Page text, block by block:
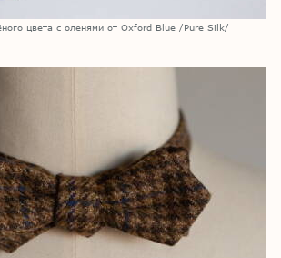
цвета с оленями от Oxford Blue /Pure Silk/